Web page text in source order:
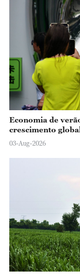
Economia de
crescimento
03-Aug-2026